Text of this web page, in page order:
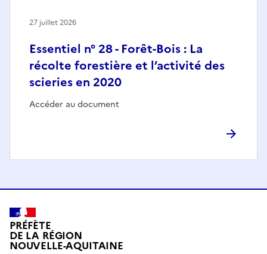
Essentiel n° 28 - Forêt-Bois : La
récolte forestière et l’activité des
scieries en 2020
Accéder au document
27 juillet 2026
PRÉFÈTE
DE LA RÉGION
NOUVELLE-AQUITAINE